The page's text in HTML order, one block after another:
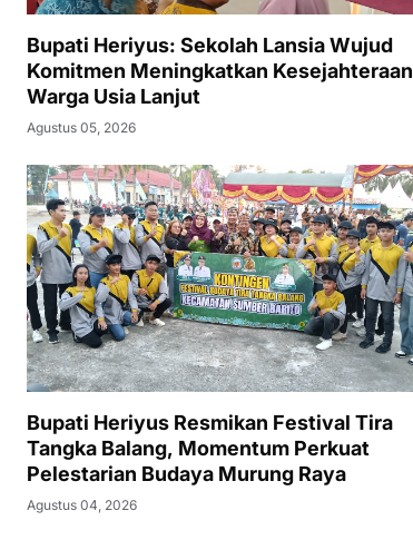
Bupati Heriyus: Sekolah Lansia Wujud
Komitmen Meningkatkan Kesejahteraan
Warga Usia Lanjut
Agustus 05, 2026
Bupati Heriyus Resmikan Festival Tira
Tangka Balang, Momentum Perkuat
Pelestarian Budaya Murung Raya
Agustus 04, 2026